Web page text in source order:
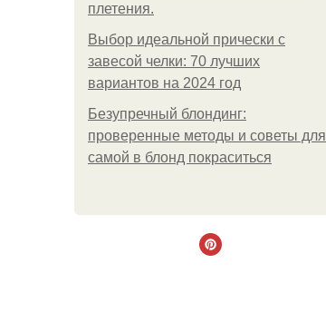
плетения.
Выбор идеальной прически с
завесой челки: 70 лучших
вариантов на 2024 год
Безупречный блондинг:
проверенные методы и советы для
самой в блонд покраситься